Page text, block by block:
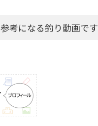
参考になる釣り動画です